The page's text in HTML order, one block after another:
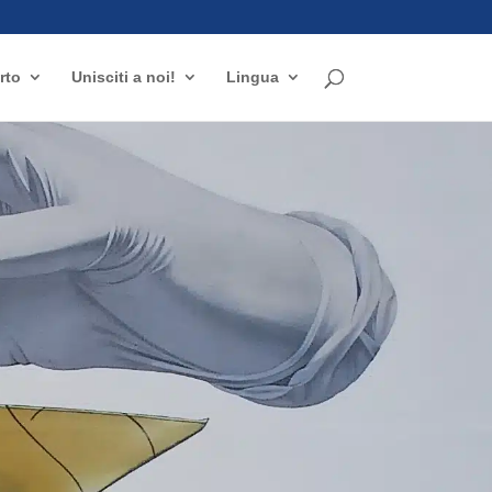
Unisciti a noi! Lingua